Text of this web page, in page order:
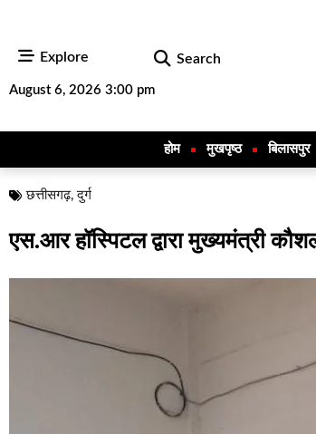
Explore Search
August 6, 2026 3:00 pm
होम मुखपृष्ठ बिलासपुर
छत्तीसगढ़,दुर्ग
एस.आर हॉस्पिटल द्वारा मुख्यमंत्री